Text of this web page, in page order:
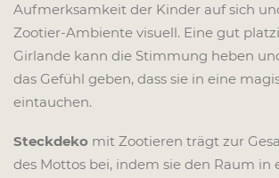
Aufmerksamkeit der Kinder auf sich
Zootier-Ambiente visuell. Eine gut
Girlande kann die Stimmung heben
das Gefühl geben, dass sie in eine
eintauchen.
Steckdeko mit Zootieren trägt zur
des Mottos bei, indem sie den Raum in